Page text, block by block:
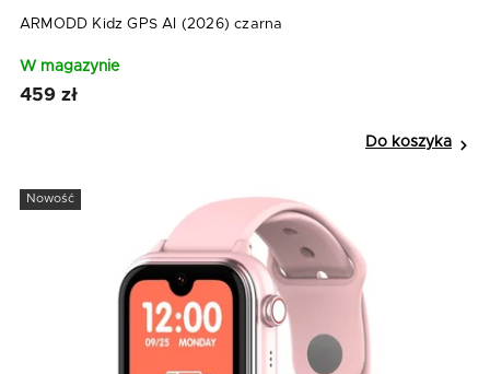
ARMODD Kidz GPS AI (2026) czarna
W magazynie
459 zł
Do koszyka
Nowość